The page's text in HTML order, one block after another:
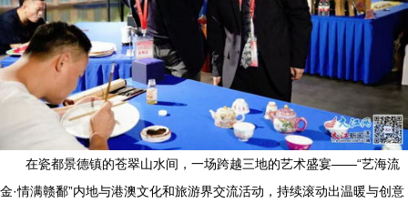
在瓷都景德镇的苍翠山水间，一场跨越三地的艺术盛宴——“艺海流
金·情满赣鄱”内地与港澳文化和旅游界交流活动，持续滚动出温暖与创意